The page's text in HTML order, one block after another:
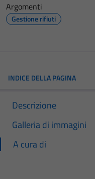
Argomenti
Gestione rifiuti
INDICE DELLA PAGINA
Descrizione
Galleria di immagini
A cura di